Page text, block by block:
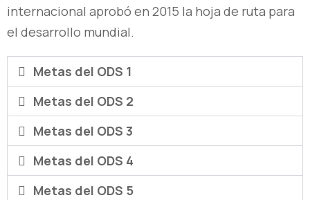
internacional aprobó en 2015 la hoja de ruta para
el desarrollo mundial.
Metas del ODS 1
Metas del ODS 2
Metas del ODS 3
Metas del ODS 4
Metas del ODS 5